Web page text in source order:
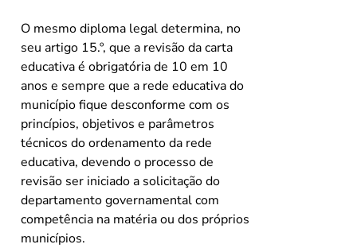
O mesmo diploma legal determina, no
seu artigo 15.º, que a revisão da carta
educativa é obrigatória de 10 em 10
anos e sempre que a rede educativa do
município fique desconforme com os
princípios, objetivos e parâmetros
técnicos do ordenamento da rede
educativa, devendo o processo de
revisão ser iniciado a solicitação do
departamento governamental com
competência na matéria ou dos próprios
municípios.